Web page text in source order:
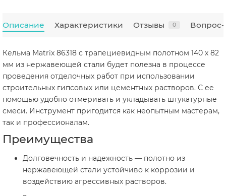
Описание Характеристики Отзывы 0 Вопрос-
Кельма Matrix 86318 с трапециевидным полотном 140 х 82
мм из нержавеющей стали будет полезна в процессе
проведения отделочных работ при использовании
строительных гипсовых или цементных растворов. С ее
помощью удобно отмеривать и укладывать штукатурные
смеси. Инструмент пригодится как неопытным мастерам,
так и профессионалам.
Преимущества
Долговечность и надежность — полотно из
нержавеющей стали устойчиво к коррозии и
воздействию агрессивных растворов.